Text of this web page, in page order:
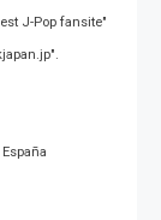
J-Pop fansite"